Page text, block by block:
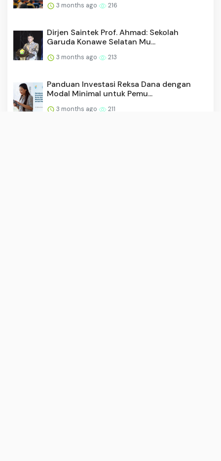
3 months ago 216
Dirjen Saintek Prof. Ahmad: Sekolah
Garuda Konawe Selatan Mu...
3 months ago 213
Panduan Investasi Reksa Dana dengan
Modal Minimal untuk Pemu...
3 months ago 211